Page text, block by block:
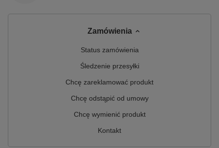
Zamówienia
Status zamówienia
Śledzenie przesyłki
Chcę zareklamować produkt
Chcę odstąpić od umowy
Chcę wymienić produkt
Kontakt